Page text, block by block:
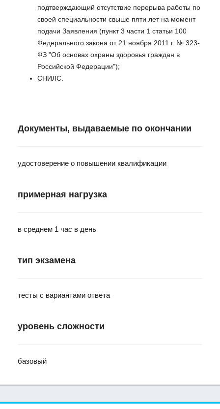
подтверждающий отсутствие перерыва работы по
своей специальности свыше пяти лет на момент
подачи Заявления (пункт 3 части 1 статьи 100
Федерального закона от 21 ноября 2011 г. № 323-
ФЗ "Об основах охраны здоровья граждан в
Российской Федерации");
СНИЛС.
Документы, выдаваемые по окончании
удостоверение о повышении квалификации
примерная нагрузка
в среднем 1 час в день
тип экзамена
тесты с вариантами ответа
уровень сложности
базовый